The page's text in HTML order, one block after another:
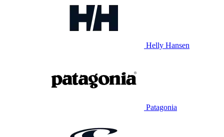
Helly Hansen
Patagonia